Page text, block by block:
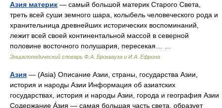
Азия материк — самый большой материк Старого Света,
треть всей суши земного шара, колыбель человеческого рода и
хранительница древнейших исторических воспоминаний,
лежит всей своей континентальной массой в северной
половине восточного полушария, пересекая… …
Энциклопедический словарь Ф.А. Брокгауза и И.А. Ефрона
Азия — (Asia) Описание Азии, страны, государства Азии,
история и народы Азии Информация об азиатских
государствах, история и народы Азии, города и география Азии
Содержание А́зия — самая большая часть света, образует